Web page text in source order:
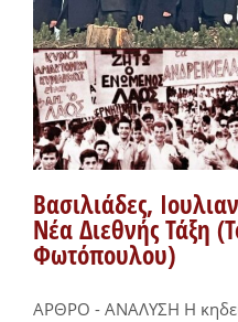
Βασιλιάδες,
Νέα Διεθνής Τάξη
Φωτόπουλου)
ΑΡΘΡΟ - ΑΝΑΛΥΣΗ Η